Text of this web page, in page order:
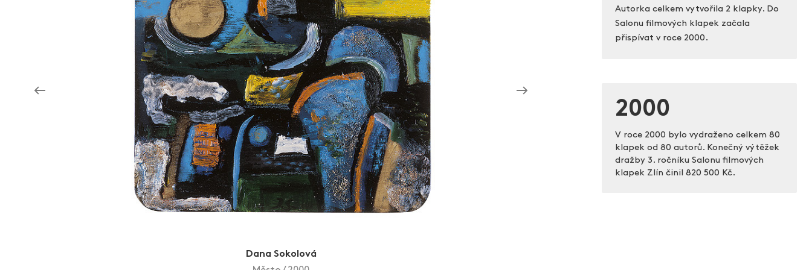
Aukce filmových klapek
Dana Sokolová
Autorka celkem vytvořila 2 klapky. Do
Salonu filmových klapek začala
přispívat v roce 2000.
2000
V roce 2000 bylo vydraženo celkem 80
klapek od 80 autorů. Konečný výtěžek
dražby 3. ročníku Salonu filmových
klapek Zlín činil 820 500 Kč.